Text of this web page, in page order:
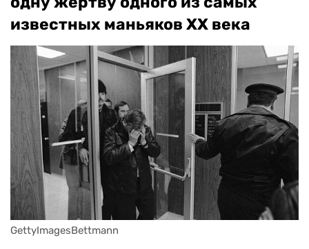
известных маньяков ХХ века
GettyImagesBettmann